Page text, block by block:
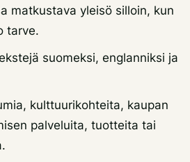
matkustava yleisö silloin, kun
tarve.
suomeksi, englanniksi ja
kulttuurikohteita, kaupan
palveluita, tuotteita tai